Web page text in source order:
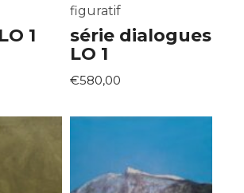
1
figuratif
série dialogues
LO 1
€580,00